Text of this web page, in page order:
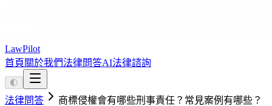
LawPilot
首頁 關於我們法律問答AI法律諮詢
🌓
法律問答
商標侵權會有哪些刑事責任？常見案例有哪些？